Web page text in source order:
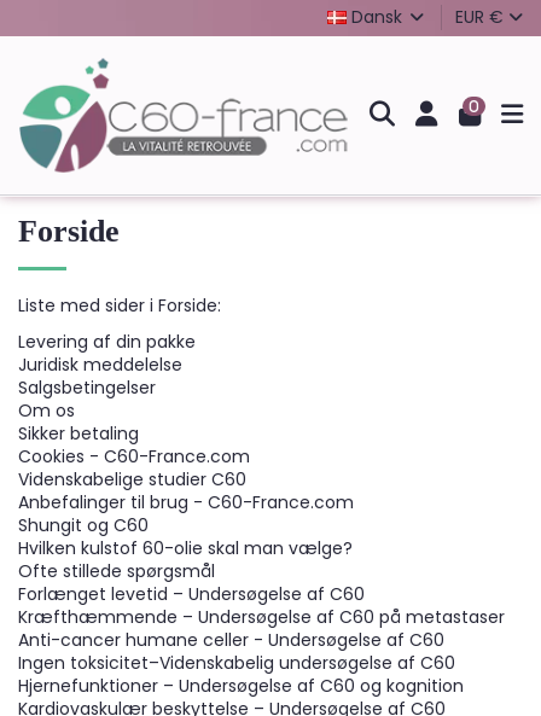
Dansk EUR €
0
Forside
Liste med sider i Forside:
Levering af din pakke
Juridisk meddelelse
Salgsbetingelser
Om os
Sikker betaling
Cookies - C60-France.com
Videnskabelige studier C60
Anbefalinger til brug - C60-France.com
Shungit og C60
Hvilken kulstof 60-olie skal man vælge?
Ofte stillede spørgsmål
Forlænget levetid – Undersøgelse af C60
Kræfthæmmende – Undersøgelse af C60 på metastaser
Anti-cancer humane celler - Undersøgelse af C60
Ingen toksicitet–Videnskabelig undersøgelse af C60
Hjernefunktioner – Undersøgelse af C60 og kognition
Kardiovaskulær beskyttelse – Undersøgelse af C60